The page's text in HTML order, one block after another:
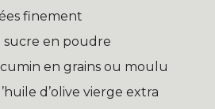
finement
sucre en poudre
en grains ou moulu
d’olive vierge extra